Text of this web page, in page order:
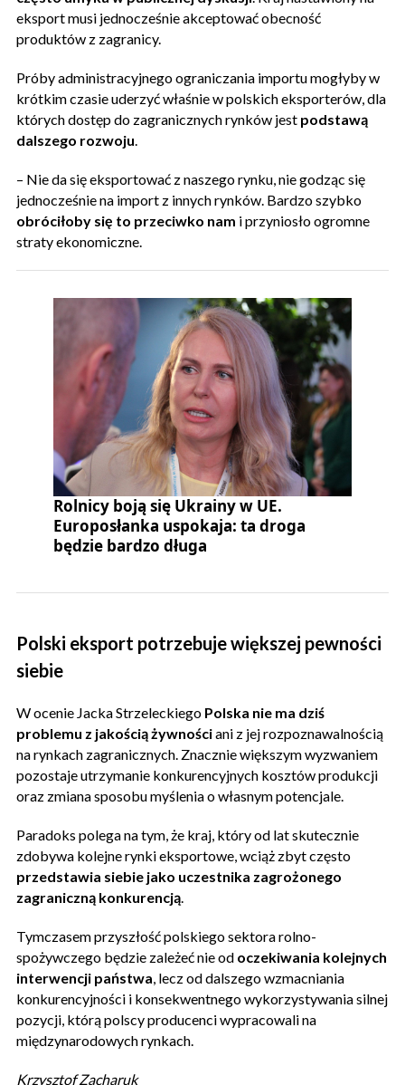
eksport musi jednocześnie akceptować obecność
produktów z zagranicy.
Próby administracyjnego ograniczania importu mogłyby w
krótkim czasie uderzyć właśnie w polskich eksporterów, dla
których dostęp do zagranicznych rynków jest podstawą
dalszego rozwoju
– Nie da się eksportować z naszego rynku, nie godząc się
jednocześnie na import z innych rynków. Bardzo szybko
obróciłoby się to przeciwko nam i przyniosło ogromne
straty ekonomiczne.
Rolnicy boją się Ukrainy w UE.
Europosłanka uspokaja: ta droga
będzie bardzo długa
Polski eksport potrzebuje większej pewności
siebie
W ocenie Jacka Strzeleckiego Polska nie ma dziś
problemu z jakością żywnościani z jej rozpoznawalnością
na rynkach zagranicznych. Znacznie większym wyzwaniem
pozostaje utrzymanie konkurencyjnych kosztów produkcji
oraz zmiana sposobu myślenia o własnym potencjale.
Paradoks polega na tym, że kraj, który od lat skutecznie
zdobywa kolejne rynki eksportowe, wciąż zbyt często
przedstawia siebie jako uczestnika zagrożonego
zagraniczną konkurencją.
Tymczasem przyszłość polskiego sektora rolno-
spożywczego będzie zależeć nie od oczekiwania kolejnych
interwencji państwa, lecz od dalszego wzmacniania
konkurencyjności i konsekwentnego wykorzystywania silnej
pozycji, którą polscy producenci wypracowali na
międzynarodowych rynkach.
Krzysztof Zacharuk